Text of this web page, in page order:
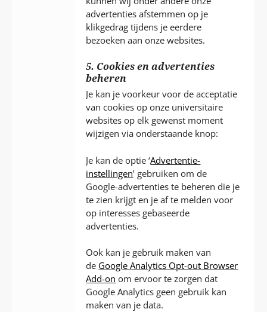
advertenties afstemmen op je
klikgedrag tijdens je eerdere
bezoeken aan onze websites.
5. Cookies en advertenties
beheren
Je kan je voorkeur voor de acceptatie
van cookies op onze universitaire
websites op elk gewenst moment
wijzigen via onderstaande knop:
Je kan de optie ‘Advertentie-
instellingen’ gebruiken om de
Google-advertenties te beheren die je
te zien krijgt en je af te melden voor
op interesses gebaseerde
advertenties.
Ook kan je gebruik maken van
de Google Analytics Opt-out Browser
Add-on om ervoor te zorgen dat
Google Analytics geen gebruik kan
maken van je data.